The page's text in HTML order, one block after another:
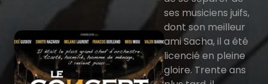
ses musiciens juifs,
dont son meilleur
ami Sacha, il a été
licencié en pleine
gloire. Trente ans